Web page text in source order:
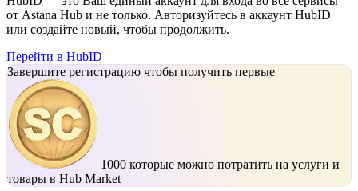
от Astana Hub и не только. Авторизуйтесь в аккаунт HubID
или создайте новый, чтобы продолжить.
Перейти в HubID
Завершите регистрацию чтобы получить первые
1000 которые можно потратить на услуги и
товары в Hub Market